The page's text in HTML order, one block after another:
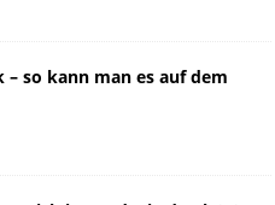
– so kann man es auf dem